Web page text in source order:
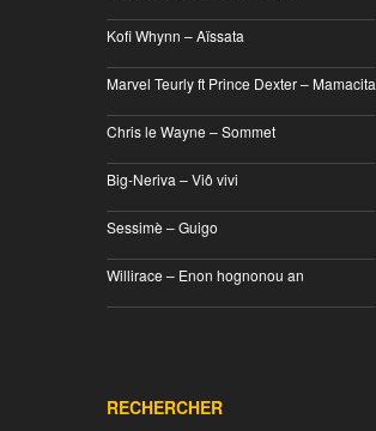
Kofi Whynn – Aïssata
Marvel Teurly ft Prince Dexter – Mamacita
Chris le Wayne – Sommet
Big-Neriva – Viô vivi
Sessimè – Guigo
Willirace – Enon hognonou an
RECHERCHER